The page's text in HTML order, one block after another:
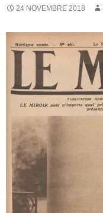
24 NOVEMBRE 2018